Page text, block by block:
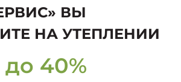
ВЫ
НА УТЕПЛЕНИИ
до 40%